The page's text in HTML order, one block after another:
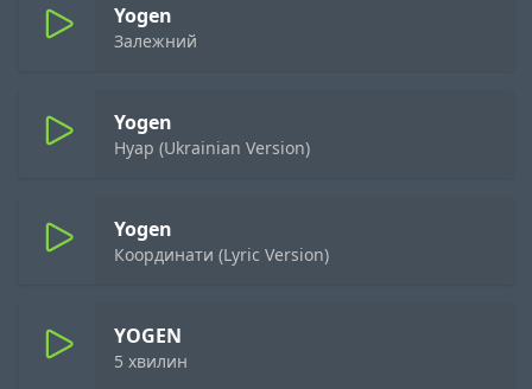
Yogen
Залежний
Yogen
Нуар (Ukrainian Version)
Yogen
Координати (Lyric Version)
YOGEN
5 хвилин